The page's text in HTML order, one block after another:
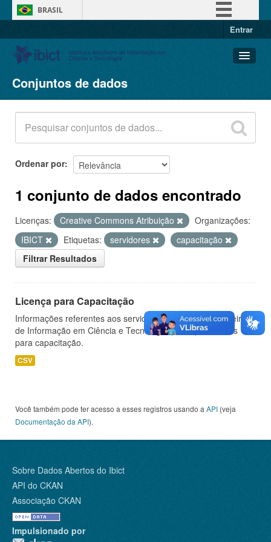
BRASIL
Entrar
Conjuntos de dados
Organizações
Grupos
Sobre
Conjuntos de dados
Ordenar por
1 conjunto de dados encontrado
Licenças: Creative Commons Atribuição
Organizações:
IBICT
Etiquetas: servidores
capacitação
Filtrar Resultados
Licença para Capacitação
Informações referentes aos servidores do Instituto Brasileiro
de Informação em Ciência e Tecnologia (IBICT) afastados
para capacitação.
CSV
Você também pode ter acesso a esses registros usando a API (veja
Documentação da API).
Sobre Dados Abertos do Ibict
API do CKAN
Associação CKAN
Impulsionado por